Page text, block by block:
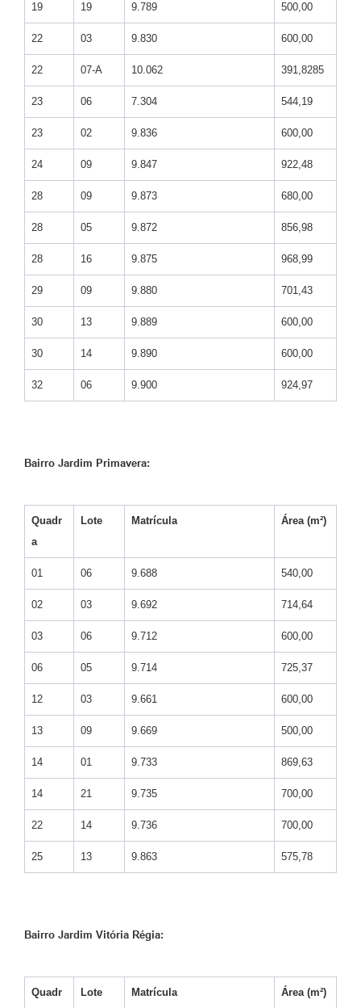
19 19 9.789 500,00
22 03 9.830 600,00
22 07-A 10.062 391,8285
23 06 7.304 544,19
23 02 9.836 600,00
24 09 9.847 922,48
28 09 9.873 680,00
28 05 9.872 856,98
28 16 9.875 968,99
29 09 9.880 701,43
30 13 9.889 600,00
30 14 9.890 600,00
32 06 9.900 924,97
Bairro Jardim Primavera:
Quadr
a
Lote Matrícula Área (m²)
01 06 9.688 540,00
02 03 9.692 714,64
03 06 9.712 600,00
06 05 9.714 725,37
12 03 9.661 600,00
13 09 9.669 500,00
14 01 9.733 869,63
14 21 9.735 700,00
22 14 9.736 700,00
25 13 9.863 575,78
Bairro Jardim Vitória Régia:
Quadr
Lote Matrícula Área (m²)